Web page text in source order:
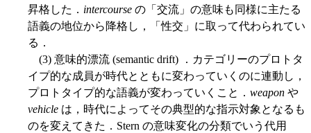
昇格した． intercourse の「交流」の意味も同様に主たる
語義の地位から降格し，「性交」に取って代わられてい
る．
(3) 意味的漂流 (semantic drift) ．カテゴリーのプロトタ
イプ的な成員が時代とともに変わっていくのに連動し，
プロトタイプ的な語義が変わっていくこと． weapon や
vehicle は，時代によってその典型的な指示対象となるも
のを変えてきた．Stern の意味変化の分類でいう代用